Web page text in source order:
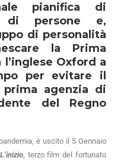
pianifica di
di persone e,
di personalità
la Prima
l’inglese Oxford a
per evitare il
agenzia di
del Regno
è uscito il 5 Gennaio
, terzo film del fortunato